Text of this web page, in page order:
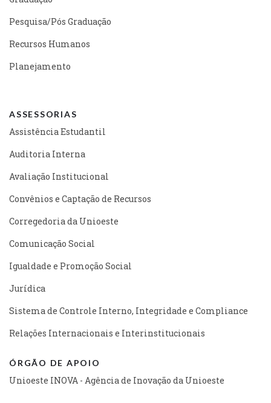
Pesquisa/Pós Graduação
Recursos Humanos
Planejamento
ASSESSORIAS
Assistência Estudantil
Auditoria Interna
Avaliação Institucional
Convênios e Captação de Recursos
Corregedoria da Unioeste
Comunicação Social
Igualdade e Promoção Social
Jurídica
Sistema de Controle Interno, Integridade e Compliance
Relações Internacionais e Interinstitucionais
ÓRGÃO DE APOIO
Unioeste INOVA - Agência de Inovação da Unioeste